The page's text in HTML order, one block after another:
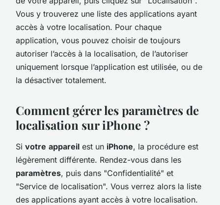
Vous y trouverez une liste des applications ayant
accès à votre localisation. Pour chaque
application, vous pouvez choisir de toujours
autoriser l’accès à la localisation, de l’autoriser
uniquement lorsque l’application est utilisée, ou de
la désactiver totalement.
Comment gérer les paramètres de
localisation sur iPhone ?
Si votre appareil est un iPhone, la procédure est
légèrement différente. Rendez-vous dans les
paramètres, puis dans "Confidentialité" et
"Service de localisation". Vous verrez alors la liste
des applications ayant accès à votre localisation.